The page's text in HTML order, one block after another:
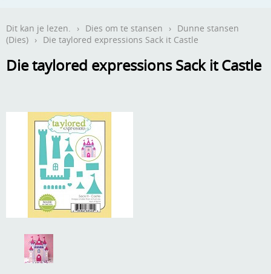
Contact
Webwinkel
Aanbiedingen
Andere
Boeken en magazines
Dies om te stansen
Embossen
Verzend - en verpakkingsk
Mijn account
Gastenboek
Dit kan je lezen. › Dies om te stansen › Dunne stansen
(Dies) › Die taylored expressions Sack it Castle
Die taylored expressions Sack it Castle